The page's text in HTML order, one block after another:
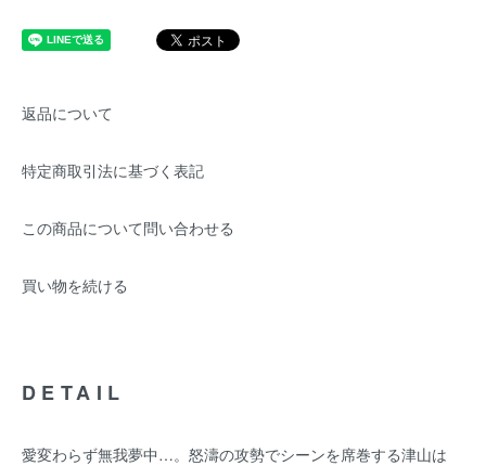
返品について
特定商取引法に基づく表記
この商品について問い合わせる
買い物を続ける
DETAIL
愛変わらず無我夢中…。怒濤の攻勢でシーンを席巻する津山は